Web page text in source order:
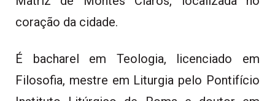
coração da cidade.
É bacharel em Teologia, licenciado em
Filosofia, mestre em Liturgia pelo Pontifício